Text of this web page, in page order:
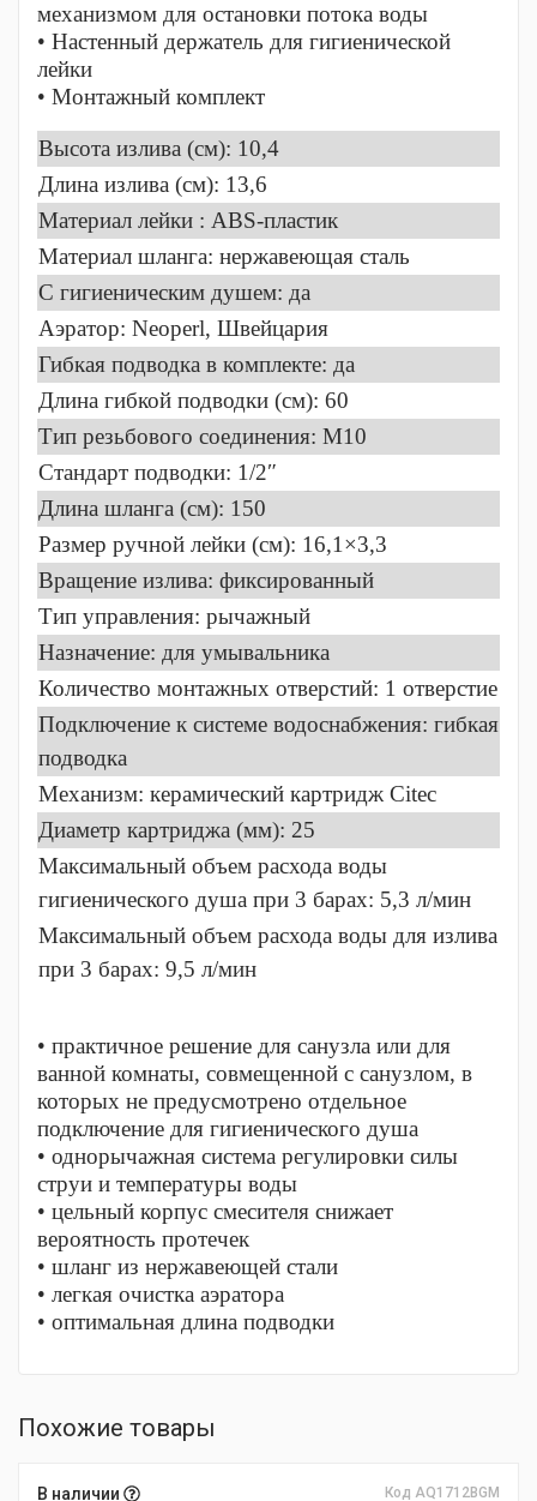
механизмом для остановки потока воды
• Настенный держатель для гигиенической
лейки
• Монтажный комплект
Высота излива (см): 10,4
Длина излива (см): 13,6
Материал лейки : ABS-пластик
Материал шланга: нержавеющая сталь
C гигиеническим душем: да
Аэратор: Neoperl, Швейцария
Гибкая подводка в комплекте: да
Длина гибкой подводки (см): 60
Тип резьбового соединения: M10
Стандарт подводки: 1/2″
Длина шланга (см): 150
Размер ручной лейки (см): 16,1×3,3
Вращение излива: фиксированный
Тип управления: рычажный
Назначение: для умывальника
Количество монтажных отверстий: 1 отверстие
Подключение к системе водоснабжения: гибкая
подводка
Механизм: керамический картридж Citec
Диаметр картриджа (мм): 25
Максимальный объем расхода воды
гигиенического душа при 3 барах: 5,3 л/мин
Максимальный объем расхода воды для излива
при 3 барах: 9,5 л/мин
• практичное решение для санузла или для
ванной комнаты, совмещенной с санузлом, в
которых не предусмотрено отдельное
подключение для гигиенического душа
• однорычажная система регулировки силы
струи и температуры воды
• цельный корпус смесителя снижает
вероятность протечек
• шланг из нержавеющей стали
• легкая очистка аэратора
• оптимальная длина подводки
Похожие товары
В наличии Код AQ1712BGM